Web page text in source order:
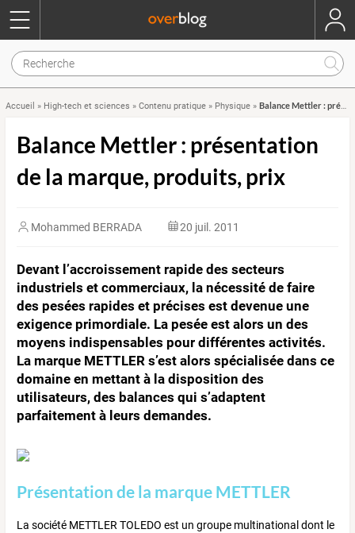
Accueil » High-tech et sciences » Contenu pratique » Physique » Balance Mettler : présentation de la marque, produits, prix
Balance Mettler : présentation
de la marque, produits, prix
Mohammed BERRADA 20 juil. 2011
Devant l’accroissement rapide des secteurs
industriels et commerciaux, la nécessité de faire
des pesées rapides et précises est devenue une
exigence primordiale. La pesée est alors un des
moyens indispensables pour différentes activités.
La marque METTLER s’est alors spécialisée dans ce
domaine en mettant à la disposition des
utilisateurs, des balances qui s’adaptent
parfaitement à leurs demandes.
Présentation de la marque METTLER
La société METTLER TOLEDO est un groupe multinational dont le